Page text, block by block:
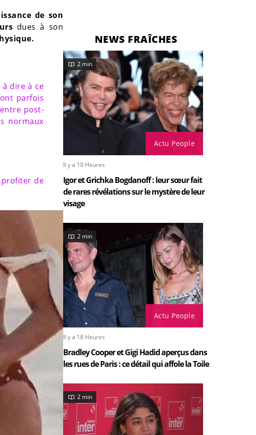
de son
dues à son
à dire à ce
parfois
post-
normaux
profiter de
NEWS FRAÎCHES
Actu People
2 min
Il y a 10 Heures
Igor et Grichka Bogdanoff : leur sœur fait
de rares révélations sur le mystère de leur
visage
Actu People
2 min
Il y a 18 Heures
Bradley Cooper et Gigi Hadid aperçus dans
les rues de Paris : ce détail qui affole la Toile
2 min